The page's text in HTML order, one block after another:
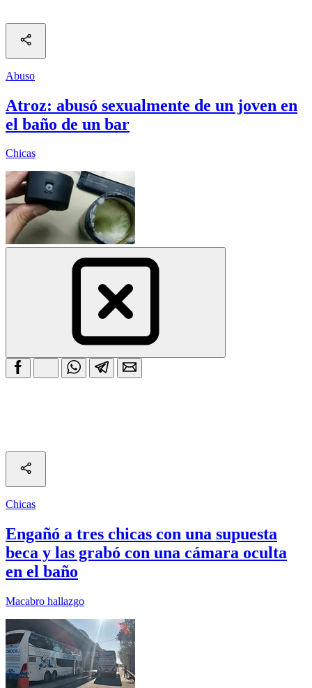
Abuso
Atroz: abusó sexualmente de un joven en
el baño de un bar
Chicas
Chicas
Engañó a tres chicas con una supuesta
beca y las grabó con una cámara oculta
en el baño
Macabro hallazgo